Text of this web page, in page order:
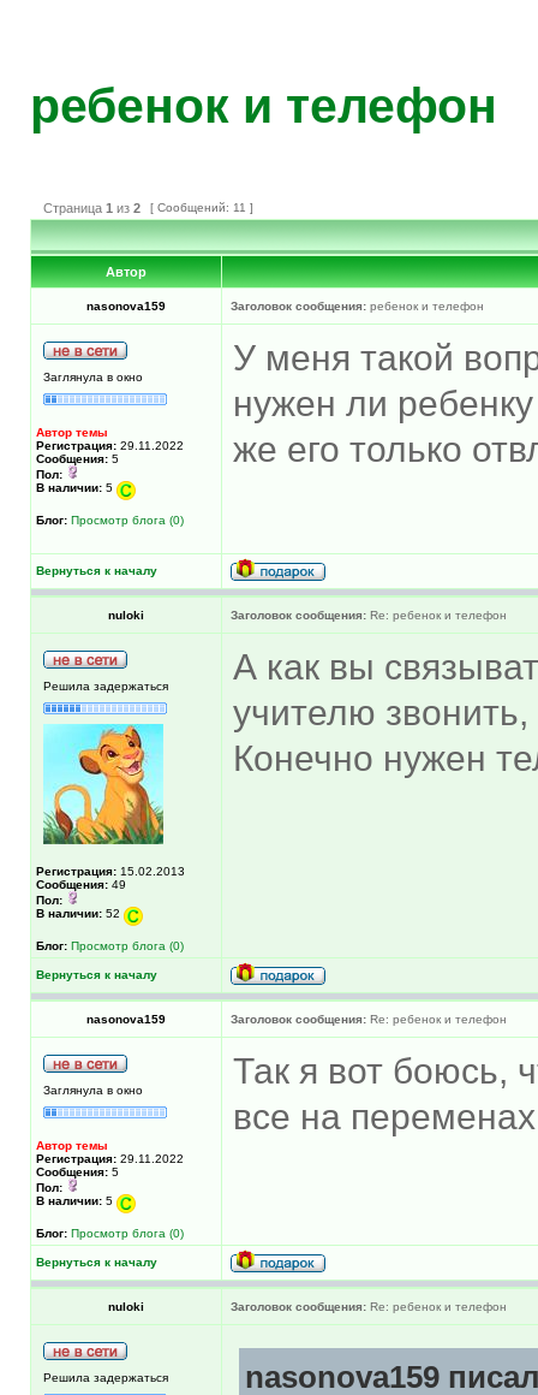
ребенок и телефон
Страница 1 из 2 [ Сообщений: 11 ]
Автор
nasonova159 Заголовок сообщения: ребенок и телефон
Заглянула в окно
Автор темы
Регистрация: 29.11.2022
Сообщения: 5
Пол:
В наличии: 5
Блог: Просмотр блога (0)
У меня такой
нужен ли
же его только
Вернуться к началу
nuloki Заголовок сообщения: Re: ребенок и телефон
Решила задержаться
Регистрация: 15.02.2013
Сообщения: 49
Пол:
В наличии: 52
Блог: Просмотр блога (0)
А как вы
учителю
Конечно нужен
Вернуться к началу
nasonova159 Заголовок сообщения: Re: ребенок и телефон
Заглянула в окно
Автор темы
Регистрация: 29.11.2022
Сообщения: 5
Пол:
В наличии: 5
Блог: Просмотр блога (0)
Так я вот боюсь,
все на
Вернуться к началу
nuloki Заголовок сообщения: Re: ребенок и телефон
Решила задержаться nasonova159